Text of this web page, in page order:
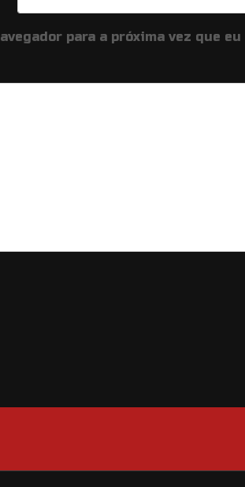
para a próxima vez que eu